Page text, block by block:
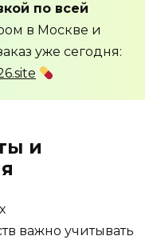
по всей
в Москве и
уже сегодня:
и
важно учитывать